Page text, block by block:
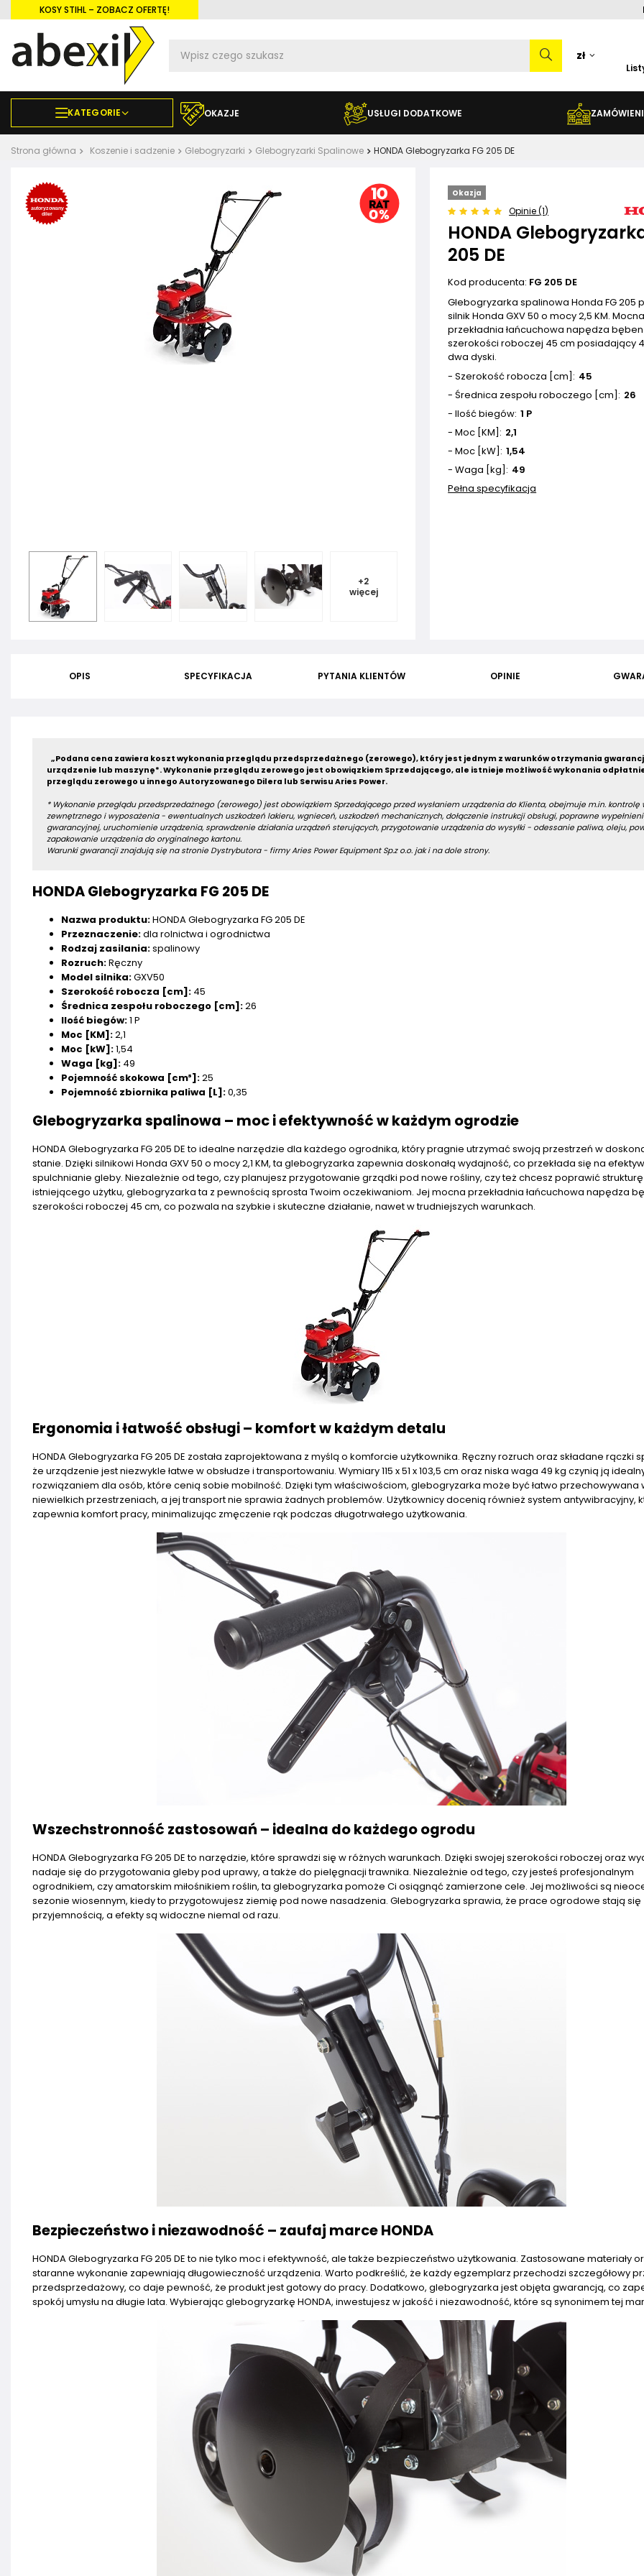
KOSY STIHL – ZOBACZ OFERTĘ!
zł
KATEGORIE OKAZJE USŁUGI DODATKOWE
Strona główna Koszenie i sadzenie Glebogryzarki Glebogryzarki Spalinowe HONDA Glebogryzarka FG 205 DE
+2
więcej
Okazja
Opinie (1)
HONDA
205 DE
Kod producenta: FG 205 DE
Glebogryzarka spalinowa Honda FG 205
silnik Honda GXV 50 o mocy 2,5 KM. Mocna
przekładnia łańcuchowa napędza
szerokości roboczej 45 cm posiadający
dwa dyski.
- Szerokość robocza [cm]
45
- Średnica zespołu roboczego [cm]
26
- Ilość biegów 1 P
- Moc [KM]
2,1
- Moc [kW] 1,54
- Waga [kg]
49
Pełna specyfikacja
OPIS SPECYFIKACJA PYTANIA KLIENTÓW OPINIE
„Podana cena zawiera koszt wykonania przeglądu przedsprzedażnego (zerowego), który jest jednym z warunków otrzymania
urządzenie lub maszynę*.Wykonanie przeglądu zerowego jest obowiązkiem Sprzedającego, ale istnieje możliwość wykonania
przeglądu zerowego u innego Autoryzowanego Dilera lub Serwisu Aries Power.
* Wykonanie przeglądu przedsprzedażnego (zerowego) jest obowiązkiem Sprzedającego przed wysłaniem urządzenia do Klienta, obejmuje m.in. kontrolę
zewnętrznego i wyposażenia - ewentualnych uszkodzeń lakieru, wgnieceń, uszkodzeń mechanicznych, dołączenie instrukcji obsługi, poprawne
gwarancyjnej, uruchomienie urządzenia, sprawdzenie działania urządzeń sterujących, przygotowanie urządzenia do wysyłki - odessanie paliwa, oleju,
zapakowanie urządzenia do oryginalnego kartonu.
Warunki gwarancji znajdują się na stronie Dystrybutora - firmy Aries Power Equipment Sp.z o.o. jak i na dole strony.
HONDA Glebogryzarka FG 205 DE
Nazwa produktu:HONDA Glebogryzarka FG 205 DE
Przeznaczenie:dla rolnictwa i ogrodnictwa
Rodzaj zasilania:spalinowy
Rozruch:Ręczny
Model silnika:GXV50
Szerokość robocza [cm]: 45
Średnica zespołu roboczego [cm]:26
Ilość biegów:1 P
Moc [KM]:2,1
Moc [kW]:1,54
Waga [kg]: 49
Pojemność skokowa [cm³]:25
Pojemność zbiornika paliwa [L]:0,35
Glebogryzarka spalinowa – moc i efektywność w każdym ogrodzie
HONDA Glebogryzarka FG 205 DE to idealne narzędzie dla każdego ogrodnika, który pragnie utrzymać swoją przestrzeń w
stanie. Dzięki silnikowi Honda GXV 50 o mocy 2,1 KM, ta glebogryzarka zapewnia doskonałą wydajność, co przekłada się na
spulchnianie gleby. Niezależnie od tego, czy planujesz przygotowanie grządki pod nowe rośliny, czy też chcesz poprawić strukturę
istniejącego użytku, glebogryzarka ta z pewnością sprosta Twoim oczekiwaniom. Jej mocna przekładnia łańcuchowa napędza
szerokości roboczej 45 cm, co pozwala na szybkie i skuteczne działanie, nawet w trudniejszych warunkach.
Ergonomia i łatwość obsługi – komfort w każdym detalu
HONDA Glebogryzarka FG 205 DE została zaprojektowana z myślą o komforcie użytkownika. Ręczny rozruch oraz składane rączki
że urządzenie jest niezwykle łatwe w obsłudze i transportowaniu. Wymiary 115 x 51 x 103,5 cm oraz niska waga 49 kg czynią ją
rozwiązaniem dla osób, które cenią sobie mobilność. Dzięki tym właściwościom, glebogryzarka może być łatwo przechowywana
niewielkich przestrzeniach, a jej transport nie sprawia żadnych problemów. Użytkownicy docenią również system antywibracyjny,
zapewnia komfort pracy, minimalizując zmęczenie rąk podczas długotrwałego użytkowania.
Wszechstronność zastosowań – idealna do każdego ogrodu
HONDA Glebogryzarka FG 205 DE to narzędzie, które sprawdzi się w różnych warunkach. Dzięki swojej szerokości roboczej oraz
nadaje się do przygotowania gleby pod uprawy, a także do pielęgnacji trawnika. Niezależnie od tego, czy jesteś profesjonalnym
ogrodnikiem, czy amatorskim miłośnikiem roślin, ta glebogryzarka pomoże Ci osiągnąć zamierzone cele. Jej możliwości są
sezonie wiosennym, kiedy to przygotowujesz ziemię pod nowe nasadzenia. Glebogryzarka sprawia, że prace ogrodowe stają się
przyjemnością, a efekty są widoczne niemal od razu.
Bezpieczeństwo i niezawodność – zaufaj marce HONDA
HONDA Glebogryzarka FG 205 DE to nie tylko moc i efektywność, ale także bezpieczeństwo użytkowania. Zastosowane materiały
staranne wykonanie zapewniają długowieczność urządzenia. Warto podkreślić, że każdy egzemplarz przechodzi szczegółowy
przedsprzedażowy, co daje pewność, że produkt jest gotowy do pracy. Dodatkowo, glebogryzarka jest objęta gwarancją, co
spokój umysłu na długie lata. Wybierając glebogryzarkę HONDA, inwestujesz w jakość i niezawodność, które są synonimem tej